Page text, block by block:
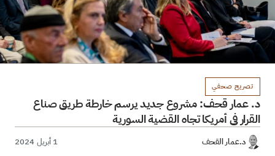
تصريح صحفي
د. عمار قحف: مشروع جديد يرسم خارطة طريق صناع
القرار في أمريكا تجاه القضية السورية
د.عمار القحف 1 أبريل 2024